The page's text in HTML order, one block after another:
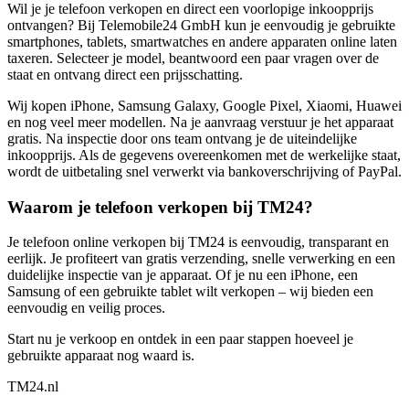
Wil je je telefoon verkopen en direct een voorlopige inkoopprijs
ontvangen? Bij Telemobile24 GmbH kun je eenvoudig je gebruikte
smartphones, tablets, smartwatches en andere apparaten online laten
taxeren. Selecteer je model, beantwoord een paar vragen over de
staat en ontvang direct een prijsschatting.
Wij kopen iPhone, Samsung Galaxy, Google Pixel, Xiaomi, Huawei
en nog veel meer modellen. Na je aanvraag verstuur je het apparaat
gratis. Na inspectie door ons team ontvang je de uiteindelijke
inkoopprijs. Als de gegevens overeenkomen met de werkelijke staat,
wordt de uitbetaling snel verwerkt via bankoverschrijving of PayPal.
Waarom je telefoon verkopen bij TM24?
Je telefoon online verkopen bij TM24 is eenvoudig, transparant en
eerlijk. Je profiteert van gratis verzending, snelle verwerking en een
duidelijke inspectie van je apparaat. Of je nu een iPhone, een
Samsung of een gebruikte tablet wilt verkopen – wij bieden een
eenvoudig en veilig proces.
Start nu je verkoop en ontdek in een paar stappen hoeveel je
gebruikte apparaat nog waard is.
TM24.nl